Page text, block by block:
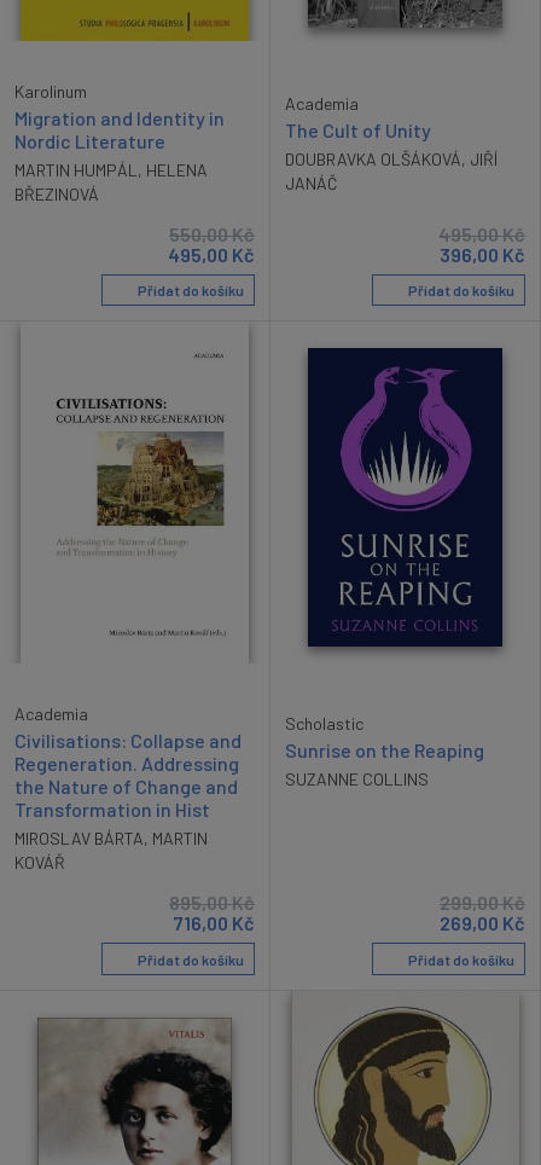
Karolinum
Migration and Identity in
Nordic Literature
MARTIN HUMPÁL , HELENA
BŘEZINOVÁ
550,00Kč
495,00 Kč
Přidat do košíku
Academia
The Cult of Unity
DOUBRAVKA OLŠÁKOVÁ, JIŘÍ
JANÁČ
495,00Kč
396,00 Kč
Přidat do košíku
Academia
Civilisations: Collapse and
Regeneration. Addressing
the Nature of Change and
Transformation in Hist
MIROSLAV BÁRTA, MARTIN
KOVÁŘ
895,00Kč
716,00 Kč
Přidat do košíku
Scholastic
Sunrise on the Reaping
SUZANNE COLLINS
299,00Kč
269,00 Kč
Přidat do košíku